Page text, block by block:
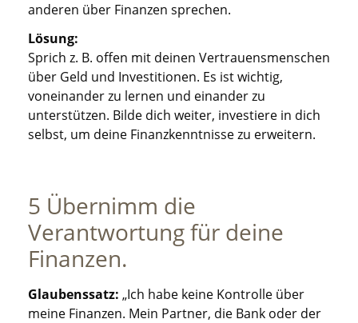
anderen über Finanzen sprechen.
Lösung:
Sprich z. B. offen mit deinen Vertrauensmenschen
über Geld und Investitionen. Es ist wichtig,
voneinander zu lernen und einander zu
unterstützen. Bilde dich weiter, investiere in dich
selbst, um deine Finanzkenntnisse zu erweitern.
5 Übernimm die
Verantwortung für deine
Finanzen.
Glaubenssatz: „Ich habe keine Kontrolle über
meine Finanzen. Mein Partner, die Bank oder der